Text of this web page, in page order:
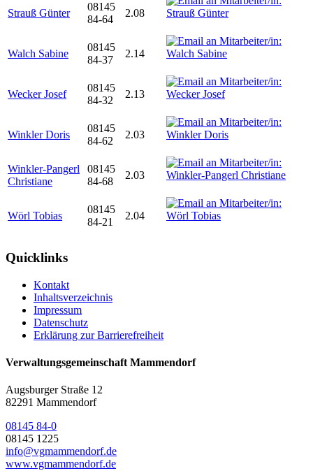
Strauß Günter
08145
84-64
2.08
Walch Sabine
08145
84-37
2.14
Wecker Josef
08145
84-32
2.13
Winkler Doris
08145
84-62
2.03
Winkler-Pangerl
Christiane
08145
84-68
2.03
Wörl Tobias
08145
84-21
2.04
Quicklinks
Kontakt
Inhaltsverzeichnis
Impressum
Datenschutz
Erklärung zur Barrierefreiheit
Verwaltungsgemeinschaft Mammendorf
Augsburger Straße 12
82291 Mammendorf
08145 84-0
08145 1225
info@vgmammendorf.de
www.vgmammendorf.de